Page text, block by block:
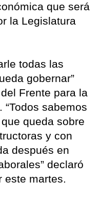
que será
la Legislatura
todas las
gobernar”
Frente para la
sabemos
queda sobre
y con
después en
declaró
este martes.